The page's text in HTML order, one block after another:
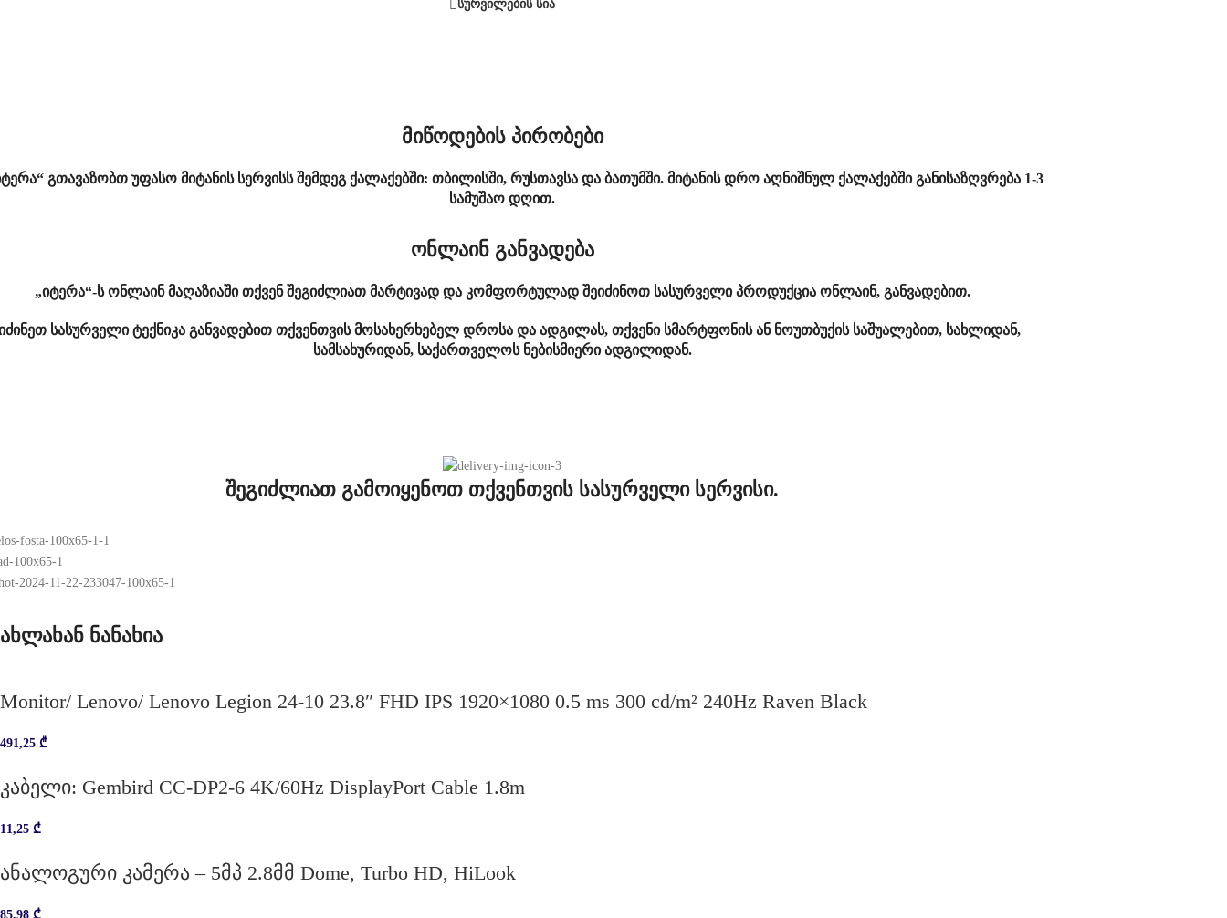
სურვილების სია
მიწოდების პირობები
გთავაზობთ უფასო მიტანის სერვისს შემდეგ ქალაქებში: თბილისში, რუსთავსა და ბათუმში. მიტანის დრო აღნიშნულ ქალაქებში განისაზღვრება 1-3
სამუშაო დღით.
ონლაინ განვადება
„იტერა“-ს ონლაინ მაღაზიაში თქვენ შეგიძლიათ მარტივად და კომფორტულად შეიძინოთ სასურველი პროდუქცია ონლაინ, განვადებით.
სასურველი ტექნიკა განვადებით თქვენთვის მოსახერხებელ დროსა და ადგილას, თქვენი სმარტფონის ან ნოუთბუქის საშუალებით, სახლიდან,
სამსახურიდან, საქართველოს ნებისმიერი ადგილიდან.
შეგიძლიათ გამოიყენოთ თქვენთვის სასურველი სერვისი.
ახლახან ნანახია
Monitor/ Lenovo/ Lenovo Legion 24-10 23.8″ FHD IPS 1920×1080 0.5 ms 300 cd/m² 240Hz Raven Black
491,25 ₾
კაბელი: Gembird CC-DP2-6 4K/60Hz DisplayPort Cable 1.8m
11,25 ₾
ანალოგური კამერა – 5მპ 2.8მმ Dome, Turbo HD, HiLook
85,98 ₾